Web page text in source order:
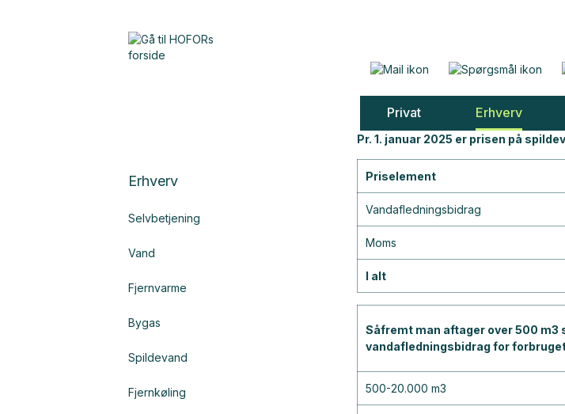
Privat Erhverv
Pr. 1. januar 2025 er prisen på
Priselement
Vandafledningsbidrag
Moms
I alt
Såfremt man aftager over 500 m3
vandafledningsbidrag for
500-20.000 m3
Erhverv
Selvbetjening
Vand
Fjernvarme
Bygas
Spildevand
Fjernkøling